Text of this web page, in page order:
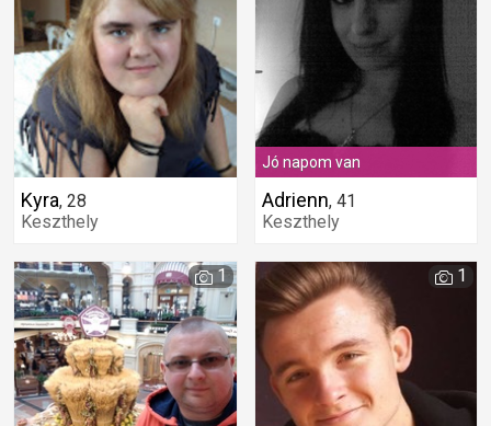
Kyra, 28
Keszthely
Jó napom van
Adrienn, 41
Keszthely
1 1